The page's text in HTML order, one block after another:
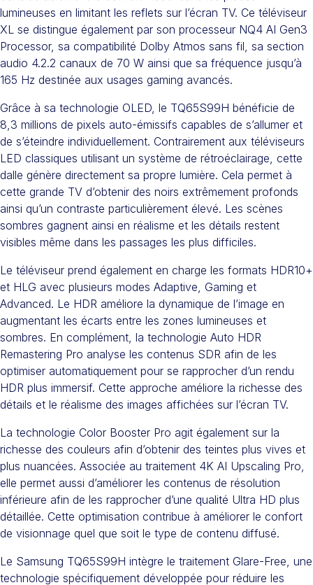
lumineuses en limitant les reflets sur l’écran TV. Ce téléviseur
XL se distingue également par son processeur NQ4 AI Gen3
Processor, sa compatibilité Dolby Atmos sans fil, sa section
audio 4.2.2 canaux de 70 W ainsi que sa fréquence jusqu’à
165 Hz destinée aux usages gaming avancés.
Grâce à sa technologie OLED, le TQ65S99H bénéficie de
8,3 millions de pixels auto-émissifs capables de s’allumer et
de s’éteindre individuellement. Contrairement aux téléviseurs
LED classiques utilisant un système de rétroéclairage, cette
dalle génère directement sa propre lumière. Cela permet à
cette grande TV d’obtenir des noirs extrêmement profonds
ainsi qu’un contraste particulièrement élevé. Les scènes
sombres gagnent ainsi en réalisme et les détails restent
visibles même dans les passages les plus difficiles.
Le téléviseur prend également en charge les formats HDR10+
et HLG avec plusieurs modes Adaptive, Gaming et
Advanced. Le HDR améliore la dynamique de l’image en
augmentant les écarts entre les zones lumineuses et
sombres. En complément, la technologie Auto HDR
Remastering Pro analyse les contenus SDR afin de les
optimiser automatiquement pour se rapprocher d’un rendu
HDR plus immersif. Cette approche améliore la richesse des
détails et le réalisme des images affichées sur l’écran TV.
La technologie Color Booster Pro agit également sur la
richesse des couleurs afin d’obtenir des teintes plus vives et
plus nuancées. Associée au traitement 4K AI Upscaling Pro,
elle permet aussi d’améliorer les contenus de résolution
inférieure afin de les rapprocher d’une qualité Ultra HD plus
détaillée. Cette optimisation contribue à améliorer le confort
de visionnage quel que soit le type de contenu diffusé.
Le Samsung TQ65S99H intègre le traitement Glare-Free, une
technologie spécifiquement développée pour réduire les